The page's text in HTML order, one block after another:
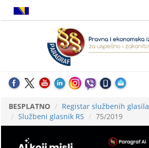
BESPLATNO
Registar službenih glasila
Službeni glasnik RS
75/2019